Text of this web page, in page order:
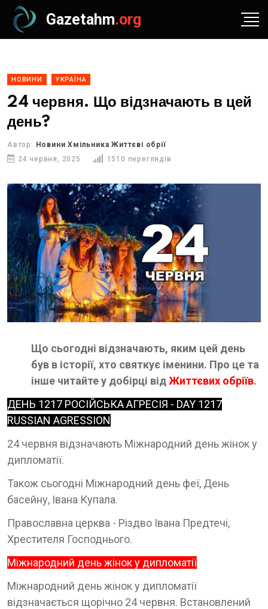
Gazetahm.org
НОВИНИ УКРАЇНА
24 червня. Що відзначають в цей
день?
Автор: Новини Хмільника Життєві обрії
24 червня, 2025
1510 переглядів
Що сьогодні відзначають, яким цей день
був в історії, хто святкує іменини. Про це та
інше читайте у добірці відЖиттєвих обріїв.
ДЕНЬ 1217 РОСІЙСЬКА АГРЕСІЯ - DAY 1217
RUSSIAN AGRESSION
24 червня відзначають Міжнародний день жінок у
дипломатії.
Також сьогодні Міжнародний день феї, День
басейну, Івана Купала.
Православна церква - Різдво Івана Предтечі,
Хрестителя Господнього.
Міжнародний день жінок у дипломатії
Міжнародний день жінок у дипломатії
відзначається щорічно 24 червня. Встановлений